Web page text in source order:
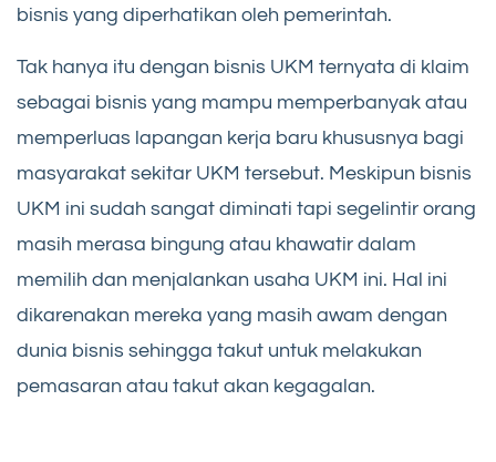
bisnis yang diperhatikan oleh pemerintah.
Tak hanya itu dengan bisnis UKM ternyata di klaim
sebagai bisnis yang mampu memperbanyak atau
memperluas lapangan kerja baru khususnya bagi
masyarakat sekitar UKM tersebut. Meskipun bisnis
UKM ini sudah sangat diminati tapi segelintir orang
masih merasa bingung atau khawatir dalam
memilih dan menjalankan usaha UKM ini. Hal ini
dikarenakan mereka yang masih awam dengan
dunia bisnis sehingga takut untuk melakukan
pemasaran atau takut akan kegagalan.